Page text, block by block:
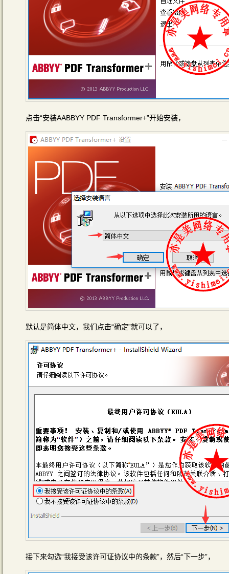
点击“安装AABBYY PDF Transformer+”开始安装，
默认是简体中文，我们点击“确定”就可以了，
接下来勾选“我接受该许可证协议中的条款”，然后“下一步”，